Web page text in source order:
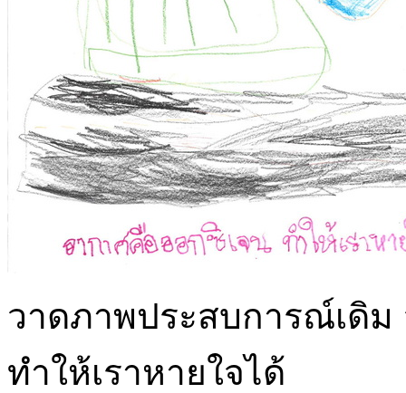
วาดภาพประสบการณ์เดิม
ทำให้เราหายใจได้